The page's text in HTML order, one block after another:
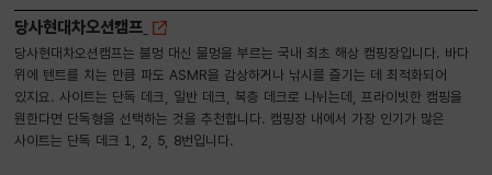
당사현대차오션캠프
당사현대차오션캠프는 불멍 대신 물멍을 부르는 국내 최초 해상 캠핑장입니다. 바다
위에 텐트를 치는 만큼 파도 ASMR을 감상하거나 낚시를 즐기는 데 최적화되어
있지요. 사이트는 단독 데크, 일반 데크, 복층 데크로 나뉘는데, 프라이빗한 캠핑을
원한다면 단독형을 선택하는 것을 추천합니다. 캠핑장 내에서 가장 인기가 많은
사이트는 단독 데크 1, 2, 5, 8번입니다.